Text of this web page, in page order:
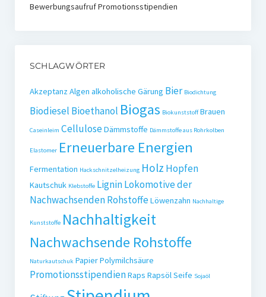
Bewerbungsaufruf Promotionsstipendien
SCHLAGWÖRTER
Akzeptanz Algen alkoholische Gärung Bier Biodichtung
Biodiesel Bioethanol Biogas Biokunststoff Brauen
Caseinleim CelluloseDämmstoffe Dämmstoffe aus Rohrkolben
Elastomer Erneuerbare Energien
Fermentation Hackschnitzelheizung Holz Hopfen
Kautschuk Klebstoffe LigninLokomotive der
Nachwachsenden RohstoffeLöwenzahn Nachhaltige
Kunststoffe Nachhaltigkeit
Nachwachsende Rohstoffe
Naturkautschuk PapierPolymilchsäure
PromotionsstipendienRaps RapsölSeife Sojaöl